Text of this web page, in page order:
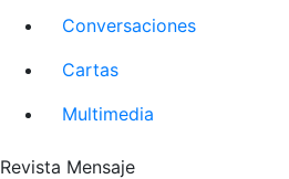
Conversaciones
Cartas
Multimedia
Revista Mensaje